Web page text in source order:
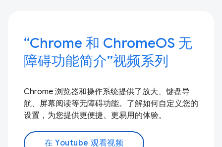
“Chrome 和 ChromeOS 无
障碍功能简介”视频系列
Chrome 浏览器和操作系统提供了放大、键盘导
航、屏幕阅读等无障碍功能。了解如何自定义您的
设置，为您提供更便捷、更易用的体验。
在 Youtube 观看视频